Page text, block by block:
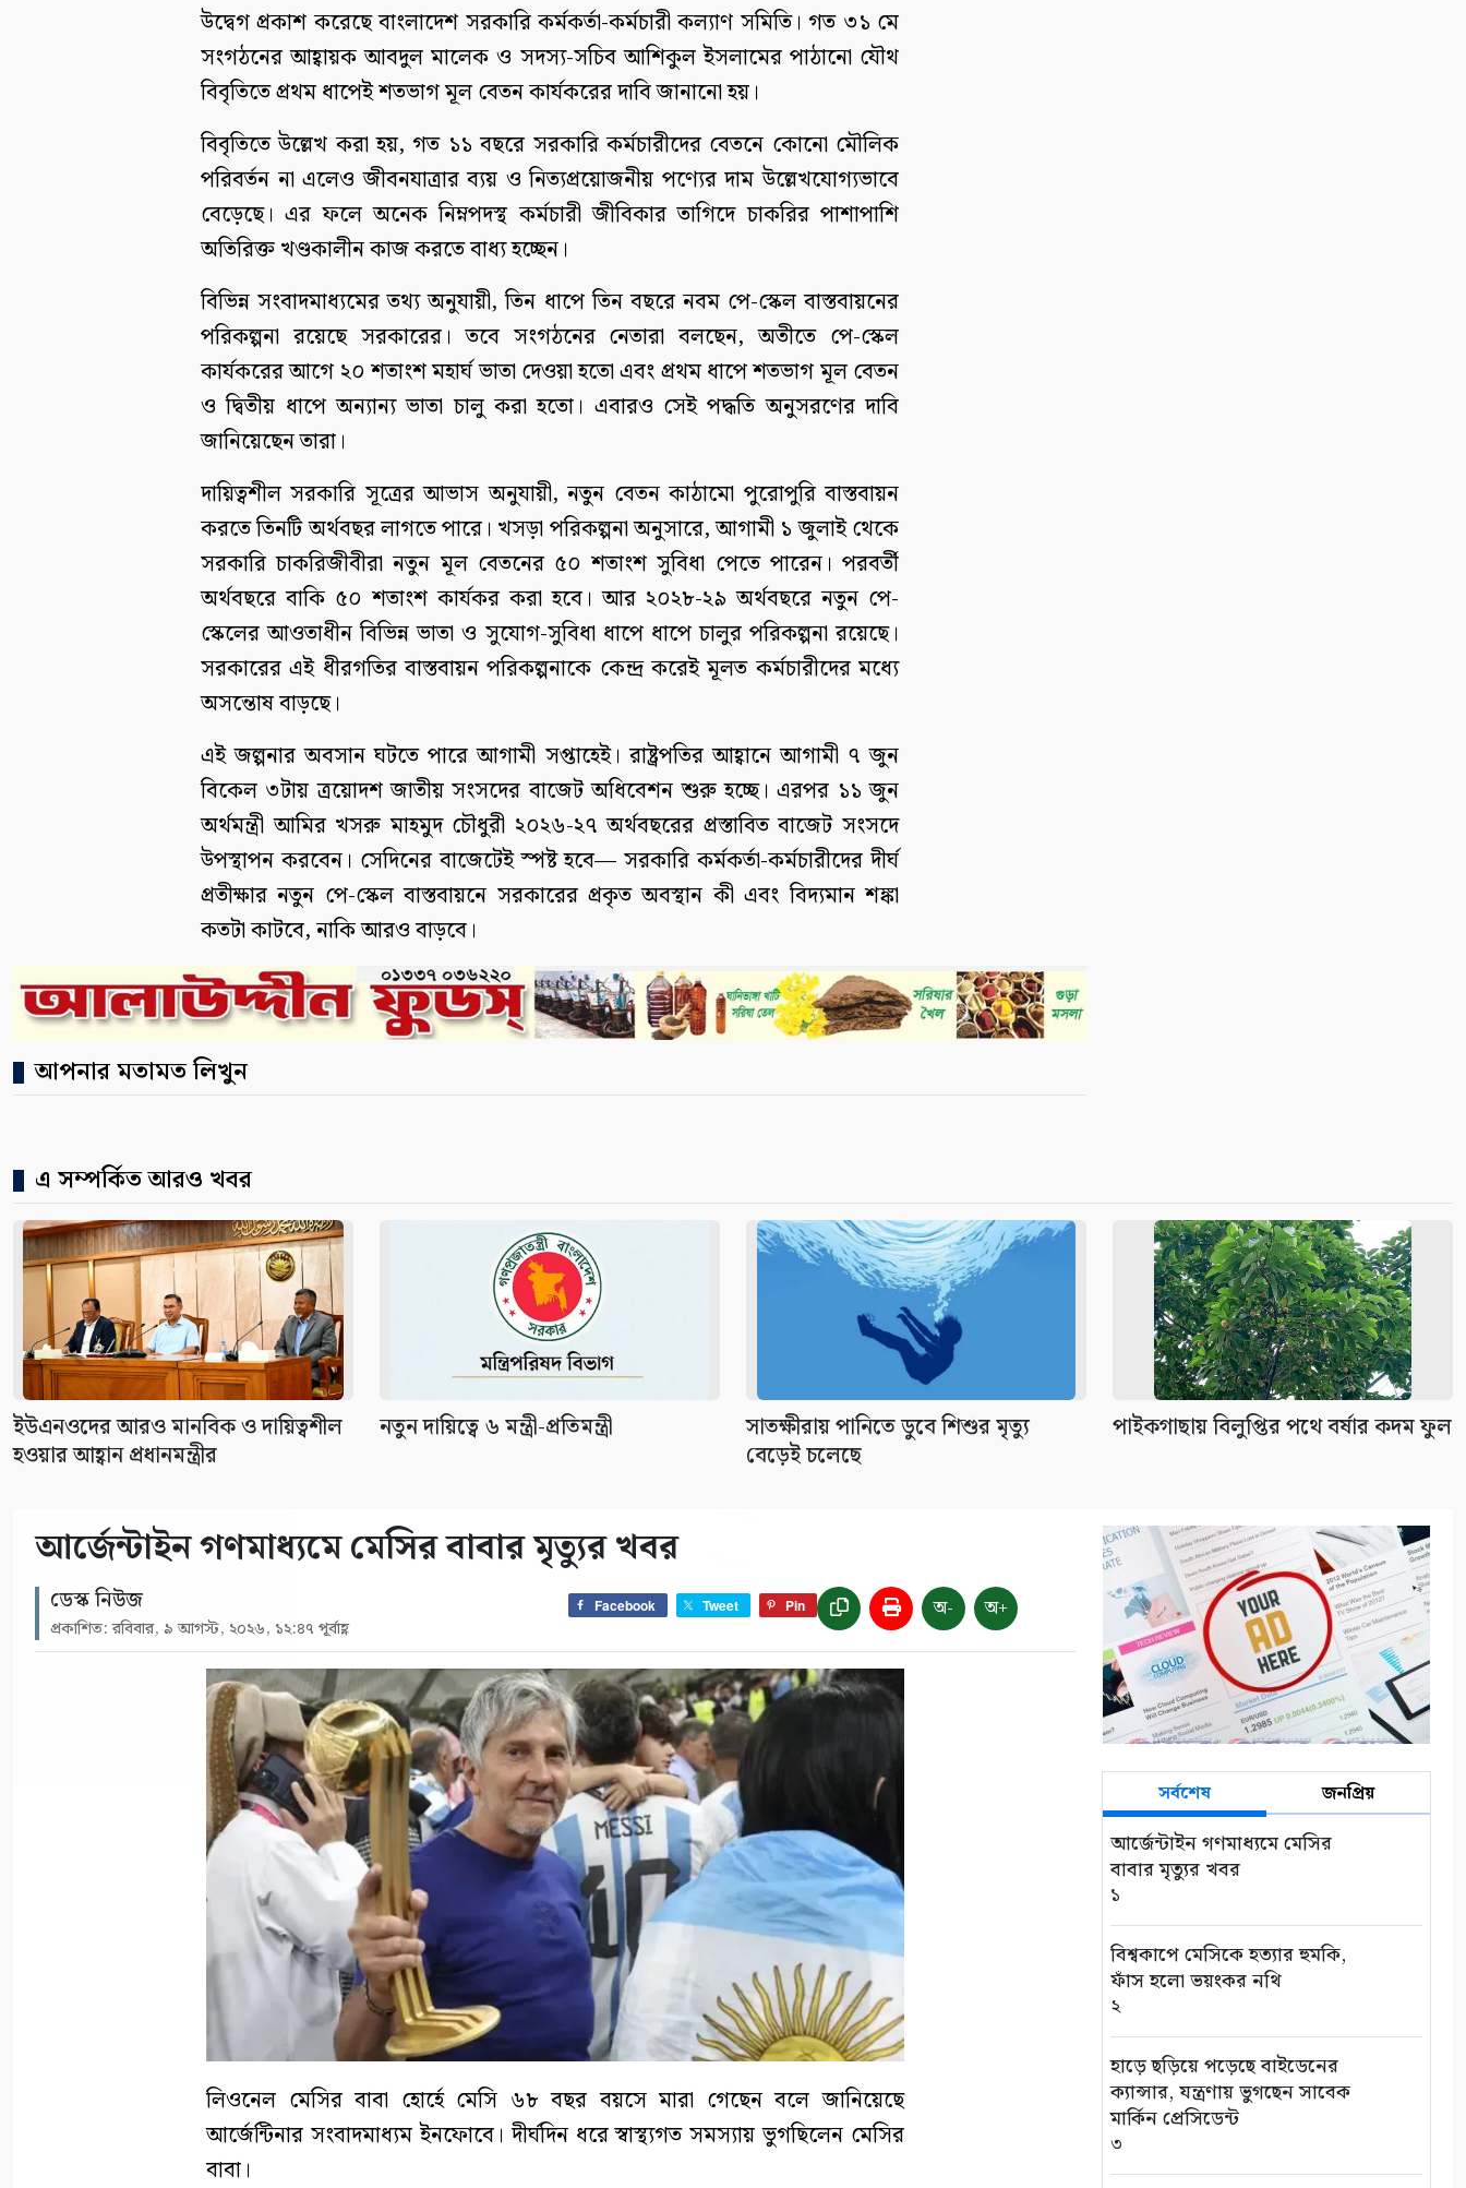
উদ্বেগ প্রকাশ করেছে বাংলাদেশ সরকারি কর্মকর্তা-কর্মচারী কল্যাণ সমিতি। গত ৩১ মে
সংগঠনের আহ্বায়ক আবদুল মালেক ও সদস্য-সচিব আশিকুল ইসলামের পাঠানো যৌথ
বিবৃতিতে প্রথম ধাপেই শতভাগ মূল বেতন কার্যকরের দাবি জানানো হয়।
বিবৃতিতে উল্লেখ করা হয়, গত ১১ বছরে সরকারি কর্মচারীদের বেতনে কোনো মৌলিক
পরিবর্তন না এলেও জীবনযাত্রার ব্যয় ও নিত্যপ্রয়োজনীয় পণ্যের দাম উল্লেখযোগ্যভাবে
বেড়েছে। এর ফলে অনেক নিম্নপদস্থ কর্মচারী জীবিকার তাগিদে চাকরির পাশাপাশি
অতিরিক্ত খণ্ডকালীন কাজ করতে বাধ্য হচ্ছেন।
বিভিন্ন সংবাদমাধ্যমের তথ্য অনুযায়ী, তিন ধাপে তিন বছরে নবম পে-স্কেল বাস্তবায়নের
পরিকল্পনা রয়েছে সরকারের। তবে সংগঠনের নেতারা বলছেন, অতীতে পে-স্কেল
কার্যকরের আগে ২০ শতাংশ মহার্ঘ ভাতা দেওয়া হতো এবং প্রথম ধাপে শতভাগ মূল বেতন
ও দ্বিতীয় ধাপে অন্যান্য ভাতা চালু করা হতো। এবারও সেই পদ্ধতি অনুসরণের দাবি
জানিয়েছেন তারা।
দায়িত্বশীল সরকারি সূত্রের আভাস অনুযায়ী, নতুন বেতন কাঠামো পুরোপুরি বাস্তবায়ন
করতে তিনটি অর্থবছর লাগতে পারে। খসড়া পরিকল্পনা অনুসারে, আগামী ১ জুলাই থেকে
সরকারি চাকরিজীবীরা নতুন মূল বেতনের ৫০ শতাংশ সুবিধা পেতে পারেন। পরবর্তী
অর্থবছরে বাকি ৫০ শতাংশ কার্যকর করা হবে। আর ২০২৮-২৯ অর্থবছরে নতুন পে-
স্কেলের আওতাধীন বিভিন্ন ভাতা ও সুযোগ-সুবিধা ধাপে ধাপে চালুর পরিকল্পনা রয়েছে।
সরকারের এই ধীরগতির বাস্তবায়ন পরিকল্পনাকে কেন্দ্র করেই মূলত কর্মচারীদের মধ্যে
অসন্তোষ বাড়ছে।
এই জল্পনার অবসান ঘটতে পারে আগামী সপ্তাহেই। রাষ্ট্রপতির আহ্বানে আগামী ৭ জুন
বিকেল ৩টায় ত্রয়োদশ জাতীয় সংসদের বাজেট অধিবেশন শুরু হচ্ছে। এরপর ১১ জুন
অর্থমন্ত্রী আমির খসরু মাহমুদ চৌধুরী ২০২৬-২৭ অর্থবছরের প্রস্তাবিত বাজেট সংসদে
উপস্থাপন করবেন। সেদিনের বাজেটেই স্পষ্ট হবে— সরকারি কর্মকর্তা-কর্মচারীদের দীর্ঘ
প্রতীক্ষার নতুন পে-স্কেল বাস্তবায়নে সরকারের প্রকৃত অবস্থান কী এবং বিদ্যমান শঙ্কা
কতটা কাটবে, নাকি আরও বাড়বে।
আপনার মতামত লিখুন
এ সম্পর্কিত আরও খবর
ইউএনওদের আরও মানবিক ও দায়িত্বশীল
হওয়ার আহ্বান প্রধানমন্ত্রীর
নতুন দায়িত্বে ৬ মন্ত্রী-প্রতিমন্ত্রী
সাতক্ষীরায় পানিতে ডুবে শিশুর মৃত্যু
বেড়েই চলেছে
পাইকগাছায় বিলুপ্তির পথে বর্ষার কদম ফুল
আর্জেন্টাইন গণমাধ্যমে মেসির বাবার মৃত্যুর খবর
ডেস্ক নিউজ
প্রকাশিত: রবিবার, ৯ আগস্ট, ২০২৬, ১২:৪৭ পূর্বাহ্ণ
Facebook Tweet Pin অ- অ+
লিওনেল মেসির বাবা হোর্হে মেসি ৬৮ বছর বয়সে মারা গেছেন বলে জানিয়েছে
আর্জেন্টিনার সংবাদমাধ্যম ইনফোবে। দীর্ঘদিন ধরে স্বাস্থ্যগত সমস্যায় ভুগছিলেন মেসির
বাবা।
সর্বশেষ জনপ্রিয়
আর্জেন্টাইন গণমাধ্যমে মেসির
বাবার মৃত্যুর খবর
১
বিশ্বকাপে মেসিকে হত্যার হুমকি,
ফাঁস হলো ভয়ংকর নথি
২
হাড়ে ছড়িয়ে পড়েছে বাইডেনের
ক্যান্সার, যন্ত্রণায় ভুগছেন সাবেক
মার্কিন প্রেসিডেন্ট
৩